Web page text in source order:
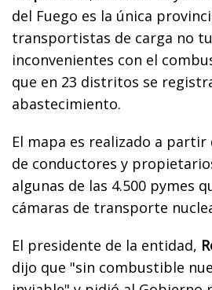
del Fuego es la única
transportistas de carga no
inconvenientes con el
que en 23 distritos se
abastecimiento.
El mapa es realizado a partir
de conductores y
algunas de las 4.500 pymes
cámaras de transporte
El presidente de la entidad,
dijo que "sin combustible